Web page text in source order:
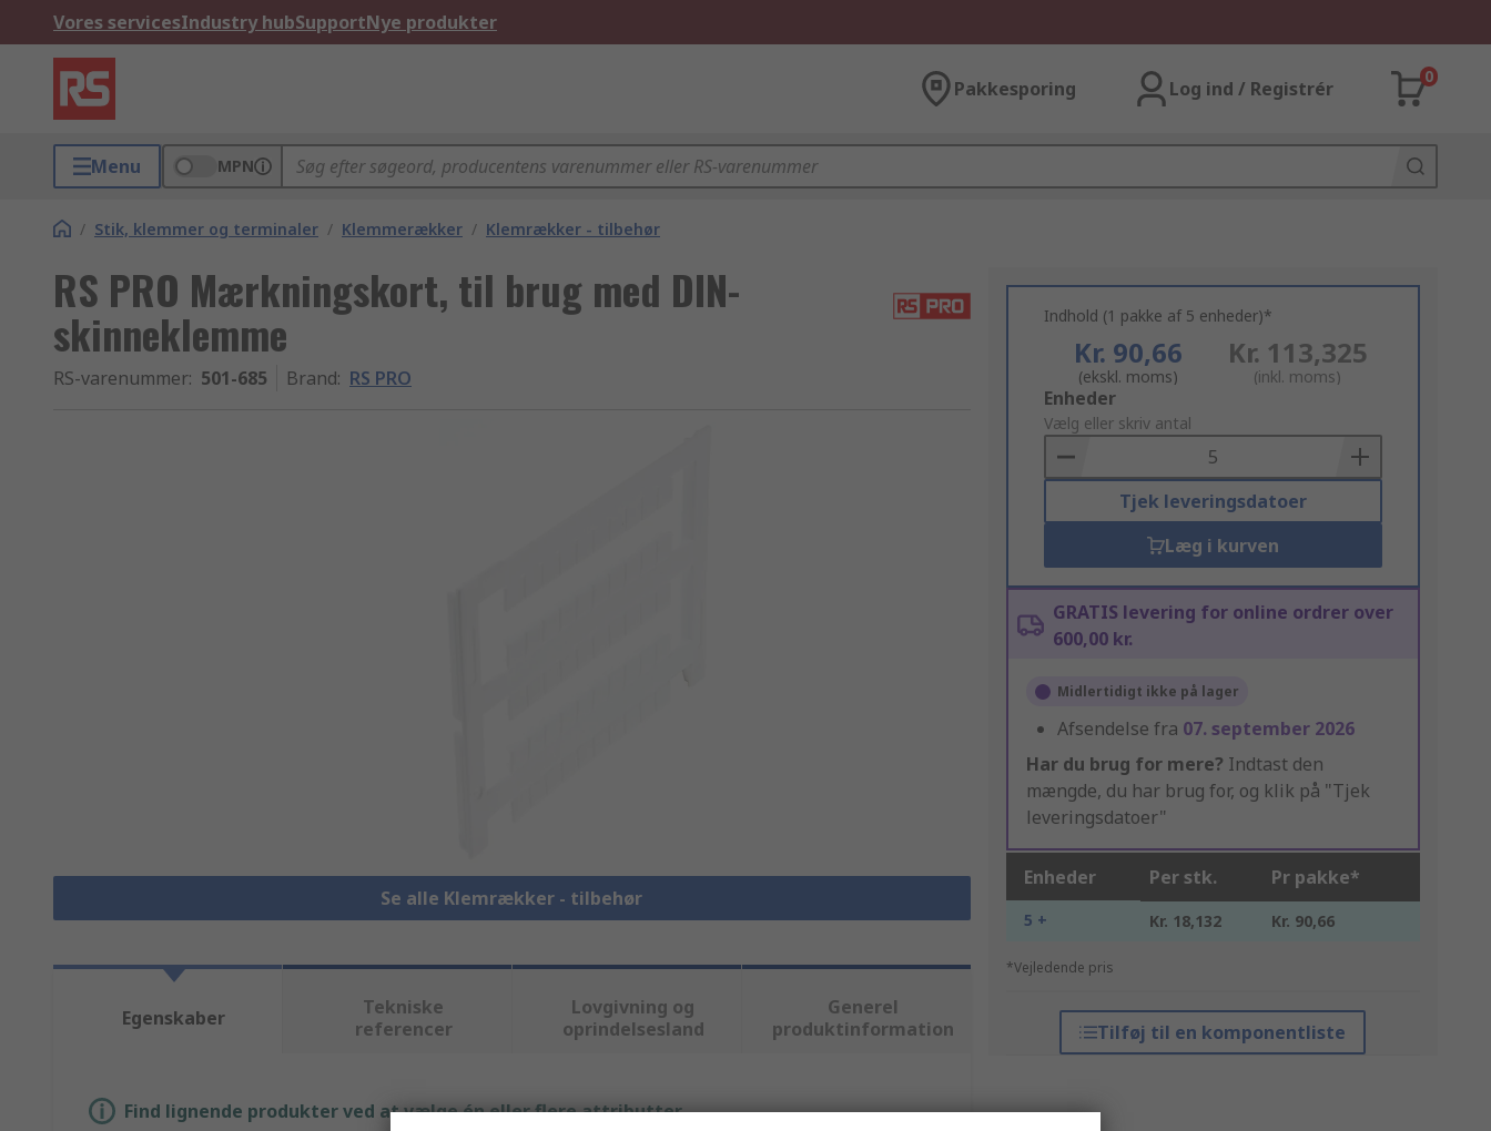
Vores servicesIndustry hubSupportNye produkter
Pakkesporing Log ind / Registrér
0
Menu MPN
/ Stik, klemmer og terminaler / Klemmerækker / Klemrækker - tilbehør
RS PRO Mærkningskort, til brug med DIN-
skinneklemme
RS-varenummer: 501-685 Brand: RS PRO
Se alle Klemrækker - tilbehør
Indhold (1 pakke af 5 enheder)*
Kr. 90,66
(ekskl. moms)
Kr. 113,325
(inkl. moms)
Add
to
Basket
Enheder
Vælg eller skriv antal
Tjek leveringsdatoer
Læg i kurven
GRATIS levering for online ordrer over
600,00 kr.
Midlertidigt ikke på lager
Afsendelse fra 07. september 2026
Har du brug for mere? Indtast den
mængde, du har brug for, og klik på "Tjek
leveringsdatoer"
Enheder Per stk. Pr pakke*
5 + Kr. 18,132 Kr. 90,66
*Vejledende pris
Tilføj til en komponentliste
Egenskaber
Tekniske
referencer
Lovgivning og
oprindelsesland
Generel
produktinformation
Find lignende produkter ved at vælge én eller flere attributter.